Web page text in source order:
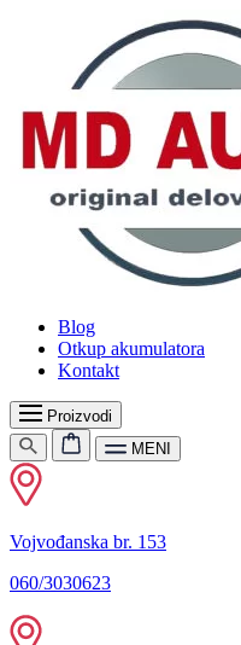
Blog
Otkup akumulatora
Kontakt
Proizvodi
MENI
Vojvođanska br. 153
060/3030623